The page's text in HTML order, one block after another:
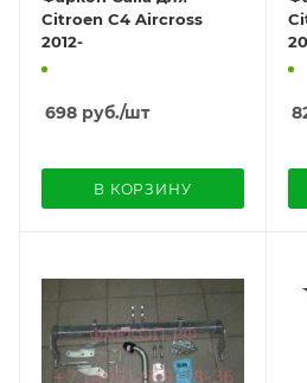
Citroen C4 Aircross
2012-
698 руб./шт
В КОРЗИНУ